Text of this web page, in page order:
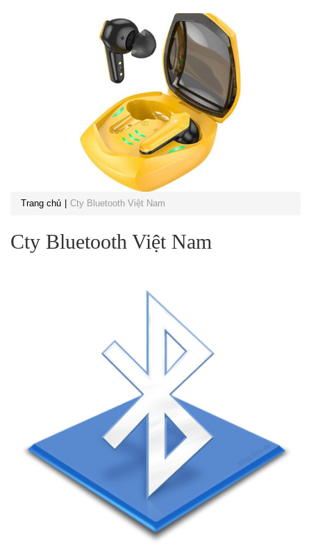
Trang chủ Cty Bluetooth Việt Nam
Cty Bluetooth Việt Nam